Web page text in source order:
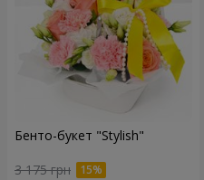
Бенто-букет "Stylish"
3 175 грн